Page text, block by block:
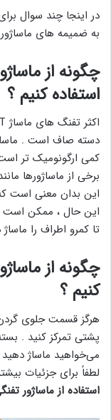
در اینجا چند سوال
به ضمیمه های
چگونه از
استفاده کنیم ؟
دسته صاف است .
کمی ارگونومیک تر
این بدان معنی است
این حال ، ممکن است
تا کمرو اطراف را
چگونه از
کنیم ؟
هرگز قسمت جلوی
پشتی تمرکز کنید .
می‌خواهید ماساژ
لطفاً برای جزئیات
استفاده از ماساژور